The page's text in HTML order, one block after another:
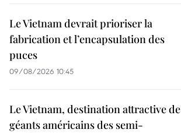
Le Vietnam devrait prioriser la
fabrication et l’encapsulation des
puces
09/08/2026 10:45
Le Vietnam, destination attractive de
géants américains des semi-